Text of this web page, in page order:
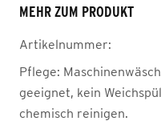
MEHR ZUM PRODUKT
Artikelnummer:
Pflege:
geeignet, kein
chemisch reinigen.